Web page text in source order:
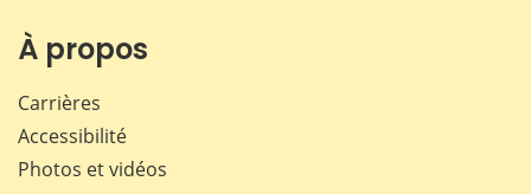
À propos
Carrières
Accessibilité
Photos et vidéos